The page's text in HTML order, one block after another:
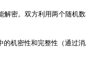
解密。双方利用两个随机
机密性和完整性（通过消